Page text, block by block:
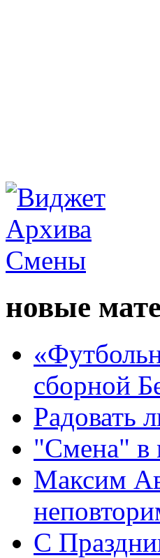
новые
сборной
Радовать
"Смена" в
Максим
С